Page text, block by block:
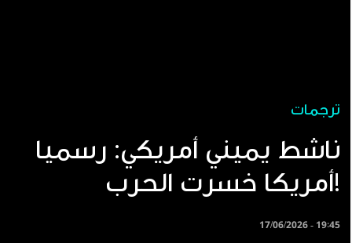
ترجمات
ناشط يميني أمريكي: رسميا
أمريكا خسرت الحرب!
17/06/2026 - 19:45